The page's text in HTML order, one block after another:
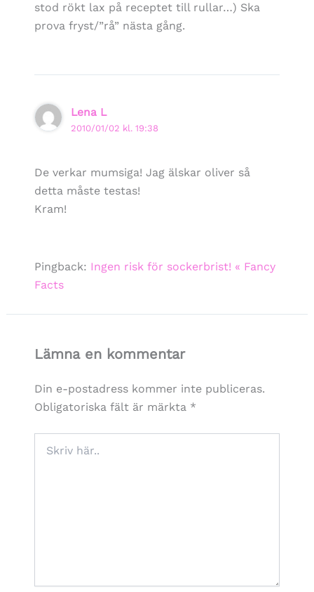
stod rökt lax på receptet till rullar…) Ska
prova fryst/”rå” nästa gång.
Lena L
2010/01/02 kl. 19:38
De verkar mumsiga! Jag älskar oliver så
detta måste testas!
Kram!
Pingback: Ingen risk för sockerbrist! « Fancy
Facts
Lämna en kommentar
Din e-postadress kommer inte publiceras.
Obligatoriska fält är märkta *
här..